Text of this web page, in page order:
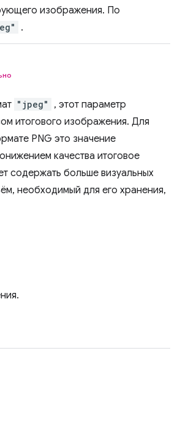
изображения. По
.
"jpeg"
, этот параметр
итогового изображения. Для
PNG это значение
качества итоговое
содержать больше визуальных
необходимый для его хранения,